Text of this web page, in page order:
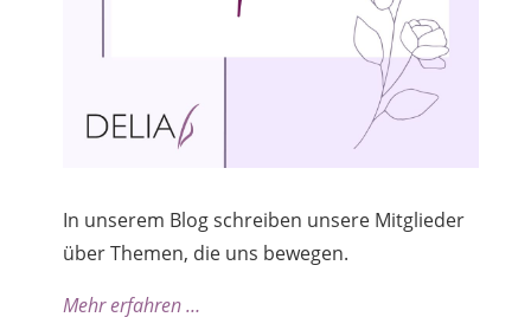
In unserem Blog schreiben unsere Mitglieder
über Themen, die uns bewegen.
Mehr erfahren …